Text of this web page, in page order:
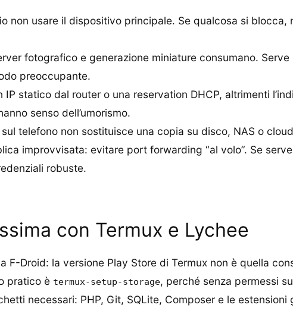
non usare il dispositivo principale. Se qualcosa si
fotografico e generazione miniature consumano.
preoccupante.
IP statico dal router o una reservation DHCP, altrimenti
senso dell’umorismo.
telefono non sostituisce una copia su disco, NAS o
improvvisata: evitare port forwarding “al volo”. Se
robuste.
con Termux e Lychee
F-Droid: la versione Play Store di Termux non è quella
pratico è termux-setup-storage, perché senza permessi
necessari: PHP, Git, SQLite, Composer e le